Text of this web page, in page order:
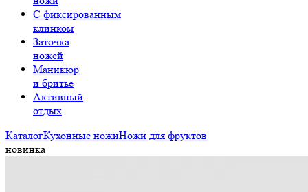
C фиксированным
клинком
Заточка
ножей
Маникюр
и бритье
Активный
отдых
КаталогКухонные ножиНожи для фруктов
новинка